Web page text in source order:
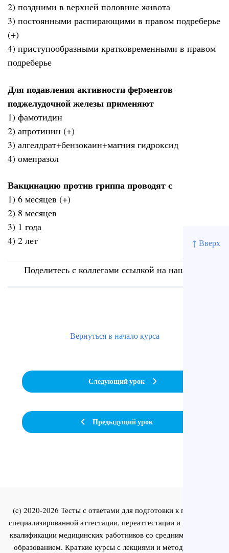
↑ Вверх
2) поздними в верхней половине живота
3) постоянными распирающими в правом подреберье
(+)
4) приступообразными кратковременными в правом
подреберье
Для подавления активности феpментов
поджелудочной железы пpименяют
1) фамотидин
2) апротинин (+)
3) алгелдрат+бензокаин+магния гидроксид
4) омепразол
Вакцинацию против гриппа проводят с
1) 6 месяцев (+)
2) 8 месяцев
3) 1 года
4) 2 лет
Поделитесь с коллегами ссылкой на наш сайт
Предыдущий урок
Вернуться в начало курса
Следующий урок
(c) 2020-2026 Тесты с ответами для подготовки к первичной
специализированной аттестации, переаттестации и повышения
квалификации медицинских работников со средним и высшим
образованием. Краткие курсы с лекциями и методическими